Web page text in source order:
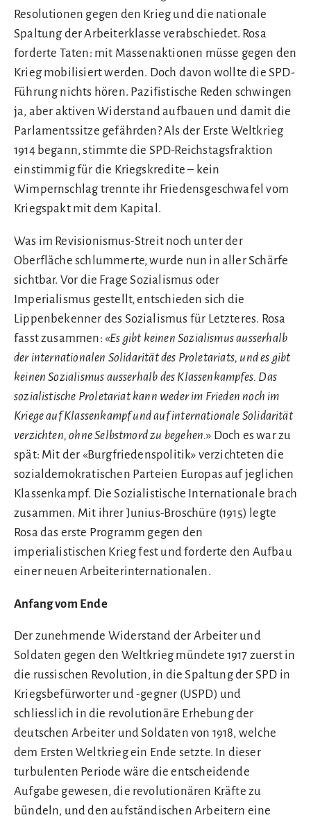
Resolutionen gegen den Krieg und die nationale
Spaltung der Arbeiterklasse verabschiedet. Rosa
forderte Taten: mit Massenaktionen müsse gegen den
Krieg mobilisiert werden. Doch davon wollte die SPD-
Führung nichts hören. Pazifistische Reden schwingen
ja, aber aktiven Widerstand aufbauen und damit die
Parlamentssitze gefährden? Als der Erste Weltkrieg
1914 begann, stimmte die SPD-Reichstagsfraktion
einstimmig für die Kriegskredite – kein
Wimpernschlag trennte ihr Friedensgeschwafel vom
Kriegspakt mit dem Kapital.
Was im Revisionismus-Streit noch unter der
Oberfläche schlummerte, wurde nun in aller Schärfe
sichtbar. Vor die Frage Sozialismus oder
Imperialismus gestellt, entschieden sich die
Lippenbekenner des Sozialismus für Letzteres. Rosa
fasst zusammen: «Es gibt keinen Sozialismus ausserhalb
der internationalen Solidarität des Proletariats, und es gibt
keinen Sozialismus ausserhalb des Klassenkampfes. Das
sozialistische Proletariat kann weder im Frieden noch im
Kriege auf Klassenkampf und auf internationale Solidarität
verzichten, ohne Selbstmord zu begehen.» Doch es war zu
spät: Mit der «Burgfriedenspolitik» verzichteten die
sozialdemokratischen Parteien Europas auf jeglichen
Klassenkampf. Die Sozialistische Internationale brach
zusammen. Mit ihrer Junius-Broschüre (1915) legte
Rosa das erste Programm gegen den
imperialistischen Krieg fest und forderte den Aufbau
einer neuen Arbeiterinternationalen.
Anfang vom Ende
Der zunehmende Widerstand der Arbeiter und
Soldaten gegen den Weltkrieg mündete 1917 zuerst in
die russischen Revolution, in die Spaltung der SPD in
Kriegsbefürworter und -gegner (USPD) und
schliesslich in die revolutionäre Erhebung der
deutschen Arbeiter und Soldaten von 1918, welche
dem Ersten Weltkrieg ein Ende setzte. In dieser
turbulenten Periode wäre die entscheidende
Aufgabe gewesen, die revolutionären Kräfte zu
bündeln, und den aufständischen Arbeitern eine